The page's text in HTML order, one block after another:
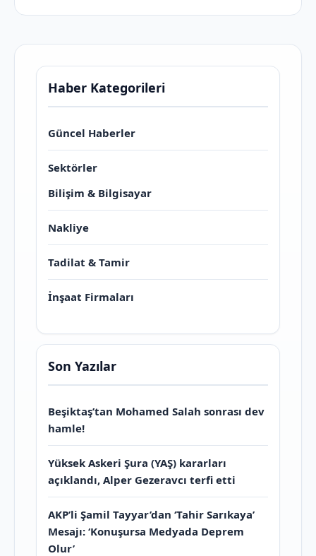
Haber Kategorileri
Güncel Haberler
Sektörler
Bilişim & Bilgisayar
Nakliye
Tadilat & Tamir
İnşaat Firmaları
Son Yazılar
Beşiktaş’tan Mohamed Salah sonrası dev
hamle!
Yüksek Askeri Şura (YAŞ) kararları
açıklandı, Alper Gezeravcı terfi etti
AKP’li Şamil Tayyar’dan ‘Tahir Sarıkaya’
Mesajı: ‘Konuşursa Medyada Deprem
Olur’